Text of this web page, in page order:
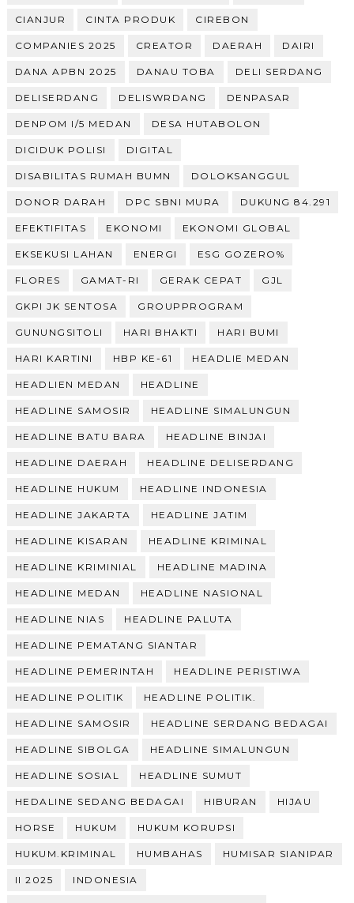
CIANJUR CINTA PRODUK CIREBON
COMPANIES 2025 CREATOR DAERAH DAIRI
DANA APBN 2025 DANAU TOBA DELI SERDANG
DELISERDANG DELISWRDANG DENPASAR
DENPOM I/5 MEDAN DESA HUTABOLON
DICIDUK POLISI DIGITAL
DISABILITAS RUMAH BUMN DOLOKSANGGUL
DONOR DARAH DPC SBNI MURA DUKUNG 84.291
EFEKTIFITAS EKONOMI EKONOMI GLOBAL
EKSEKUSI LAHAN ENERGI ESG GOZERO%
FLORES GAMAT-RI GERAK CEPAT GJL
GKPI JK SENTOSA GROUPPROGRAM
GUNUNGSITOLI HARI BHAKTI HARI BUMI
HARI KARTINI HBP KE-61 HEADLIE MEDAN
HEADLIEN MEDAN HEADLINE
HEADLINE SAMOSIR HEADLINE SIMALUNGUN
HEADLINE BATU BARA HEADLINE BINJAI
HEADLINE DAERAH HEADLINE DELISERDANG
HEADLINE HUKUM HEADLINE INDONESIA
HEADLINE JAKARTA HEADLINE JATIM
HEADLINE KISARAN HEADLINE KRIMINAL
HEADLINE KRIMINIAL HEADLINE MADINA
HEADLINE MEDAN HEADLINE NASIONAL
HEADLINE NIAS HEADLINE PALUTA
HEADLINE PEMATANG SIANTAR
HEADLINE PEMERINTAH HEADLINE PERISTIWA
HEADLINE POLITIK HEADLINE POLITIK.
HEADLINE SAMOSIR HEADLINE SERDANG BEDAGAI
HEADLINE SIBOLGA HEADLINE SIMALUNGUN
HEADLINE SOSIAL HEADLINE SUMUT
HEDALINE SEDANG BEDAGAI HIBURAN HIJAU
HORSE HUKUM HUKUM KORUPSI
HUKUM.KRIMINAL HUMBAHAS HUMISAR SIANIPAR
II 2025 INDONESIA